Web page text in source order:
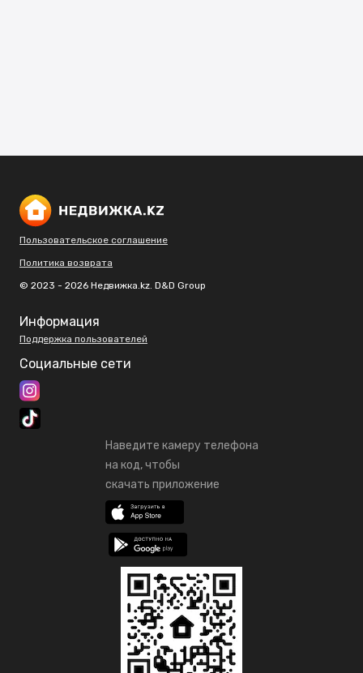
Пользовательское соглашение
Политика возврата
© 2023 - 2026 Недвижка.kz. D&D Group
Информация
Поддержка пользователей
Социальные сети
Наведите камеру телефона
на код, чтобы
скачать приложение